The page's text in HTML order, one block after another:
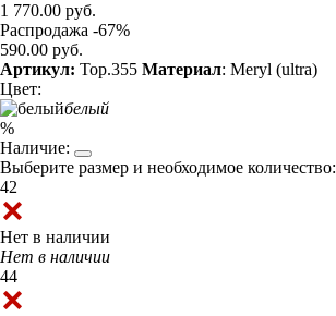
1 770.00 руб.
Распродажа -67%
590.00 руб.
Артикул: Top.355 Материал: Meryl (ultra)
Цвет:
белый
%
Наличие:
Выберите размер и необходимое количество:
42
Нет в наличии
Нет в наличии
44